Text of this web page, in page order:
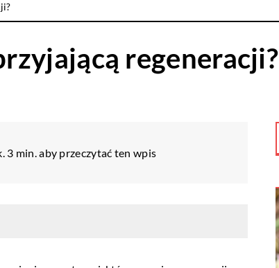
regeneracji?
3 min. aby przeczytać ten wpis